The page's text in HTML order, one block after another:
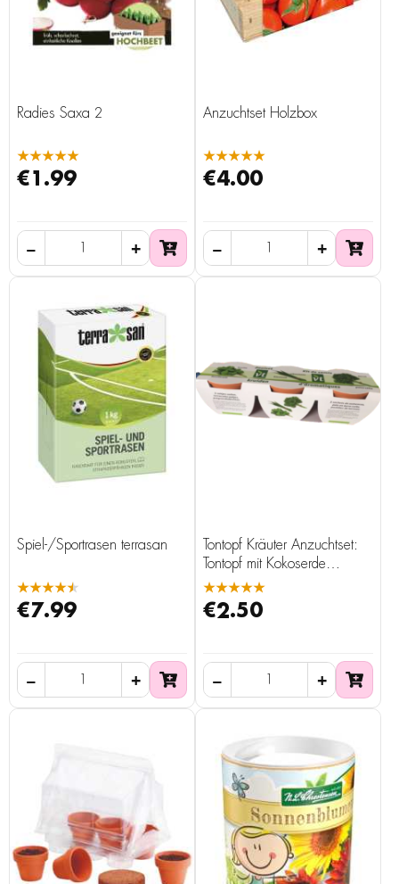
Radies Saxa 2
★★★★★
€1.99
Anzuchtset Holzbox
★★★★★
€4.00
Spiel-/Sportrasen terrasan
★★★★★
€7.99
Tontopf Kräuter Anzuchtset:
Tontopf mit Kokoserde
Saatgut
★★★★★
€2.50